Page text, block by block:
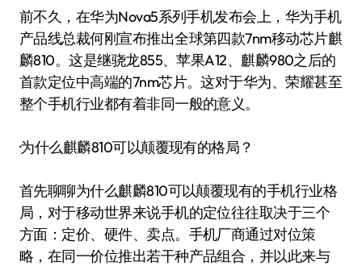
前不久，在华为Nova5系列手机发布会上，华为手机
产品线总裁何刚宣布推出全球第四款7nm移动芯片麒
麟810。这是继骁龙855、苹果A12、麒麟980之后的
首款定位中高端的7nm芯片。这对于华为、荣耀甚至
整个手机行业都有着非同一般的意义。
·为什么麒麟810可以颠覆现有的格局？
首先聊聊为什么麒麟810可以颠覆现有的手机行业格
局，对于移动世界来说手机的定位往往取决于三个
方面：定价、硬件、卖点。手机厂商通过对位策
略，在同一价位推出若干种产品组合，并以此来与